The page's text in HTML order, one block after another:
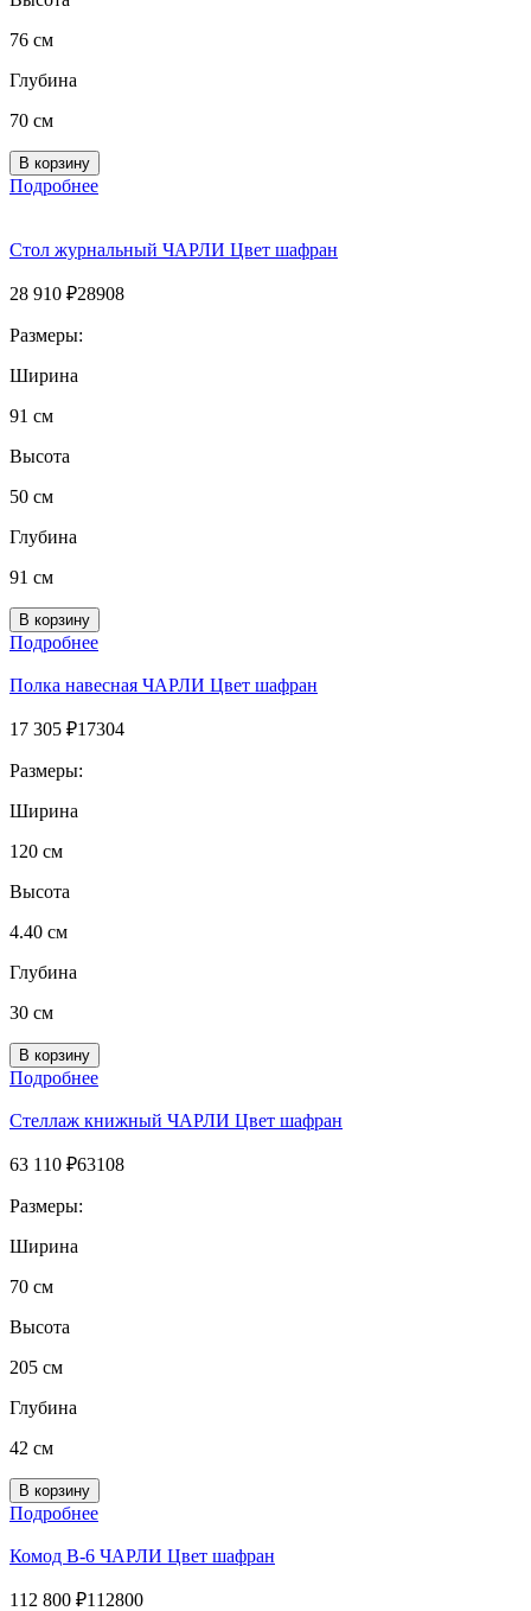
76 см
Глубина
70 см
Подробнее
Стол журнальный ЧАРЛИ Цвет шафран
28 910 ₽28908
Размеры:
Ширина
91 см
Высота
50 см
Глубина
91 см
Подробнее
Полка навесная ЧАРЛИ Цвет шафран
17 305 ₽17304
Размеры:
Ширина
120 см
Высота
4.40 см
Глубина
30 см
Подробнее
Стеллаж книжный ЧАРЛИ Цвет шафран
63 110 ₽63108
Размеры:
Ширина
70 см
Высота
205 см
Глубина
42 см
Подробнее
Комод В-6 ЧАРЛИ Цвет шафран
112 800 ₽112800